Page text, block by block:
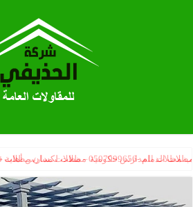
مظلات المدارس حكومية – مظلات مدارس أهلية